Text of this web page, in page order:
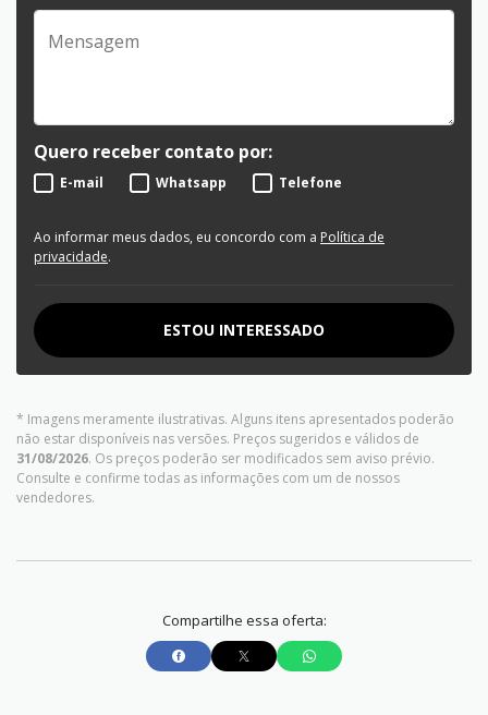
Quero receber contato por:
E-mail Whatsapp Telefone
Ao informar meus dados, eu concordo com a Política de
privacidade.
ESTOU INTERESSADO
* Imagens meramente ilustrativas. Alguns itens apresentados poderão
não estar disponíveis nas versões. Preços sugeridos e válidos de
31/08/2026. Os preços poderão ser modificados sem aviso prévio.
Consulte e confirme todas as informações com um de nossos
vendedores.
Compartilhe essa oferta: